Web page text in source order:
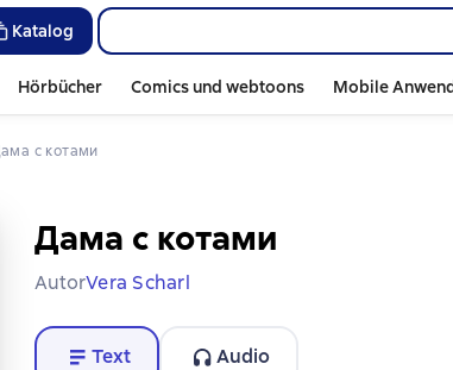
Katalog
Hörbücher Comics und webtoons Mobile
Дама с котами
Дама с котами
AutorVera Scharl
Text Audio